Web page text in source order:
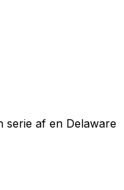
serie af en Delaware